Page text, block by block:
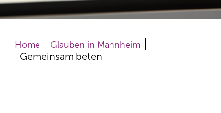
Home Glauben in Mannheim
Gemeinsam beten